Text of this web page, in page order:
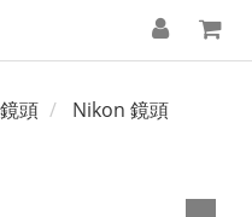
頭 Nikon 鏡頭